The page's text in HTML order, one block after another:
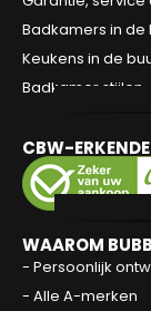
CBW-ERKENDE
- Persoonlijk
- Alle A-merken
- Van ontwerp tot
- Afspraak =
OP DE HOOGTE